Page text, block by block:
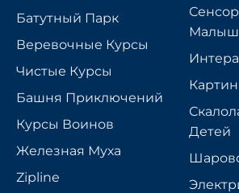
Батутный Парк
Веревочные Курсы
Чистые Курсы
Башня Приключений
Курсы Воинов
Железная Муха
Zipline
Детей